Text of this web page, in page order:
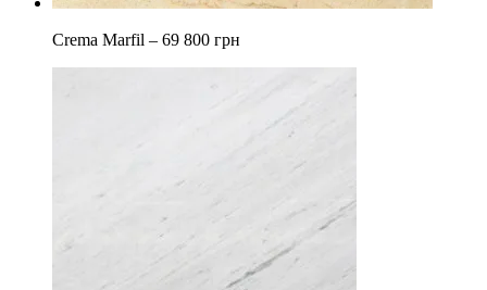
Crema Marfil – 69 800 грн